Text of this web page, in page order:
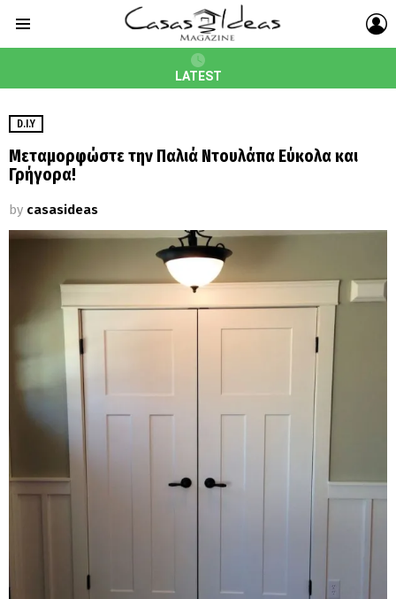
LATEST
D.I.Y
Μεταμορφώστε την Παλιά Ντουλάπα Εύκολα και
Γρήγορα!
by casasideas